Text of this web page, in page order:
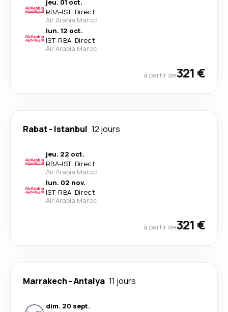
jeu. 01 oct.
RBA-IST· Direct
Air Arabia Maroc
lun. 12 oct.
IST-RBA· Direct
Air Arabia Maroc
à partir de321 €
Rabat- Istanbul 12 jours
jeu. 22 oct.
RBA-IST· Direct
Air Arabia Maroc
lun. 02 nov.
IST-RBA· Direct
Air Arabia Maroc
à partir de321 €
Marrakech -Antalya 11 jours
dim. 20 sept.